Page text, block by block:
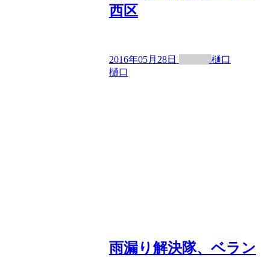
西区
2016年05月28日
樋口
樋口
雨漏り解決隊、ベラン